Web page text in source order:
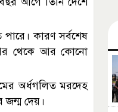
কারণ সর্বশেষ
থেকে আর কোনো
অর্ধগলিত মরদেহ
দেয়।